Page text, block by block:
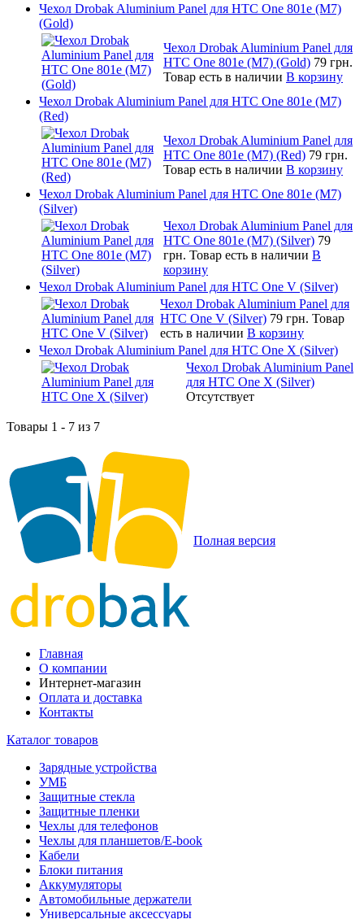
Чехол Drobak Aluminium Panel для HTC One 801e (M7)
(Gold)
Чехол Drobak Aluminium Panel для
HTC One 801e (M7) (Gold) 79 грн.
Товар есть в наличии В корзину
Чехол Drobak Aluminium Panel для HTC One 801e (M7)
(Red)
Чехол Drobak Aluminium Panel для
HTC One 801e (M7) (Red) 79 грн.
Товар есть в наличии В корзину
Чехол Drobak Aluminium Panel для HTC One 801e (M7)
(Silver)
Чехол Drobak Aluminium Panel для
HTC One 801e (M7) (Silver) 79
грн. Товар есть в наличии В
корзину
Чехол Drobak Aluminium Panel для HTC One V (Silver)
Чехол Drobak Aluminium Panel для
HTC One V (Silver) 79 грн. Товар
есть в наличии В корзину
Чехол Drobak Aluminium Panel для HTC One X (Silver)
Чехол Drobak Aluminium Panel
для HTC One X (Silver)
Отсутствует
Товары 1 - 7 из 7
Полная версия
Главная
О компании
Интернет-магазин
Оплата и доставка
Контакты
Каталог товаров
Зарядные устройства
УМБ
Защитные стекла
Защитные пленки
Чехлы для телефонов
Чехлы для планшетов/E-book
Кабели
Блоки питания
Аккумуляторы
Автомобильные держатели
Универсальные аксессуары